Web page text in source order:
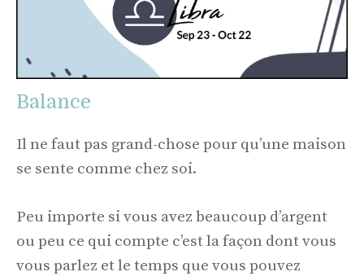
Balance
Il ne faut pas grand-chose pour qu’une maison
se sente comme chez soi.
Peu importe si vous avez beaucoup d’argent
ou peu ce qui compte c’est la façon dont vous
vous parlez et le temps que vous pouvez